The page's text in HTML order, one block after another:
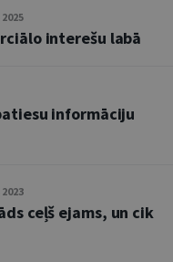
2025
interešu labā
informāciju
2023
ceļš ejams, un cik